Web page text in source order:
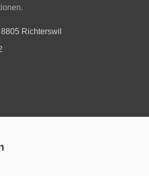
Richterswil